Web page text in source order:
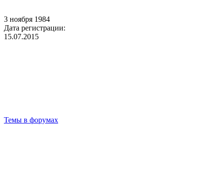
3 ноября 1984
Дата регистрации:
15.07.2015
Темы в форумах